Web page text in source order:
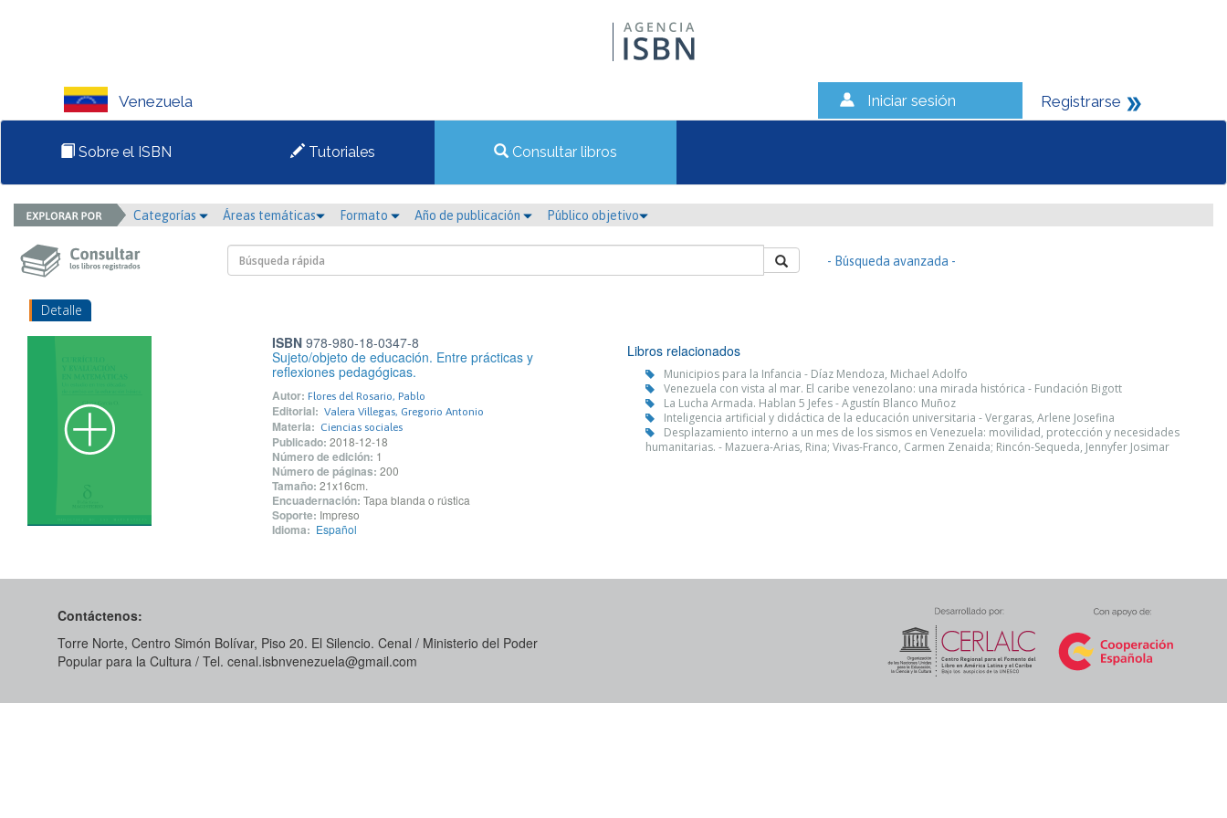
Venezuela Iniciar sesión Registrarse
Sobre el ISBN Tutoriales Consultar libros
Categorías Áreas temáticas Formato Año de publicación Público objetivo
- Búsqueda avanzada -
Detalle
ISBN978-980-18-0347-8
Sujeto/objeto de educación. Entre prácticas y
reflexiones pedagógicas.
Autor: Flores del Rosario, Pablo
Editorial: Valera Villegas, Gregorio Antonio
Materia: Ciencias sociales
Publicado: 2018-12-18
Número de edición: 1
Número de páginas: 200
Tamaño: 21x16cm.
Encuadernación: Tapa blanda o rústica
Soporte: Impreso
Idioma: Español
Libros relacionados
Municipios para la Infancia - Díaz Mendoza, Michael Adolfo
Venezuela con vista al mar. El caribe venezolano: una mirada histórica - Fundación Bigott
La Lucha Armada. Hablan 5 Jefes - Agustín Blanco Muñoz
Inteligencia artificial y didáctica de la educación universitaria - Vergaras, Arlene Josefina
Desplazamiento interno a un mes de los sismos en Venezuela: movilidad, protección y necesidades
humanitarias. - Mazuera-Arias, Rina; Vivas-Franco, Carmen Zenaida; Rincón-Sequeda, Jennyfer Josimar
Contáctenos:
Torre Norte, Centro Simón Bolívar, Piso 20. El Silencio. Cenal / Ministerio del Poder
Popular para la Cultura / Tel. cenal.isbnvenezuela@gmail.com